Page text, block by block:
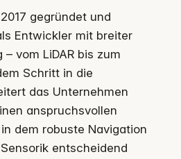
gegründet und
Entwickler mit breiter
– vom LiDAR bis zum
Schritt in die
das Unternehmen
anspruchsvollen
dem robuste Navigation
entscheidend